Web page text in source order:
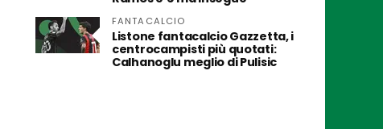
FANTACALCIO
Listone fantacalcio Gazzetta, i
centrocampisti più quotati:
Calhanoglu meglio di Pulisic